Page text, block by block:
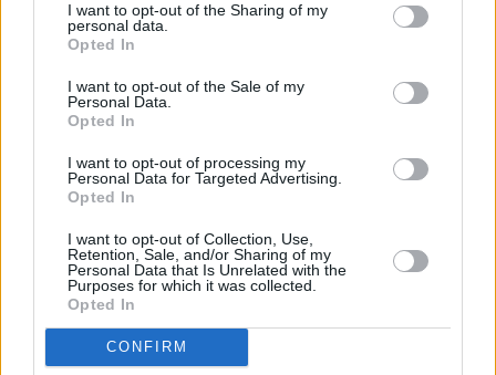
I want to opt-out of the Sharing of my
personal data.
Opted In
I want to opt-out of the Sale of my
Personal Data.
Opted In
I want to opt-out of processing my
Personal Data for Targeted Advertising.
Opted In
I want to opt-out of Collection, Use,
Retention, Sale, and/or Sharing of my
Personal Data that Is Unrelated with the
Purposes for which it was collected.
Opted In
CONFIRM
Πριν 3 ημέρες
70 χρόνια ιστορίας και συγκίνησης για το
Ανδρεάδειο Γυμνάσιο Βροντάδου